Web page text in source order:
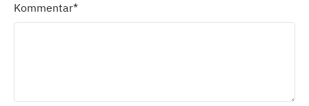
Kommentar*